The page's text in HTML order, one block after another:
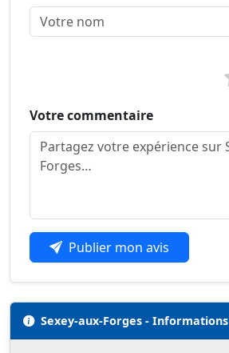
Votre commentaire
Publier mon avis
Sexey-aux-Forges - Informations